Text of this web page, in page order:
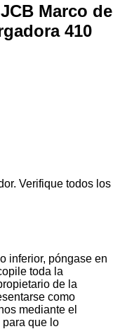
Marco de
410
Verifique todos los
inferior, póngase en
toda la
de la
como
mediante el
que lo